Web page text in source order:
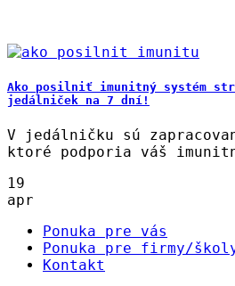
Ako posilniť imunitný systém
jedálniček na 7 dní!
V jedálničku sú
ktoré podporia váš
19
apr
Ponuka pre vás
Ponuka pre firmy/
Kontakt